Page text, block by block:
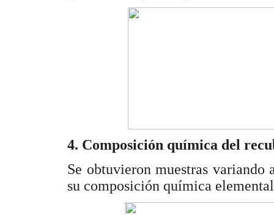
4. Composición química del
Se obtuvieron muestras variando
su composición química